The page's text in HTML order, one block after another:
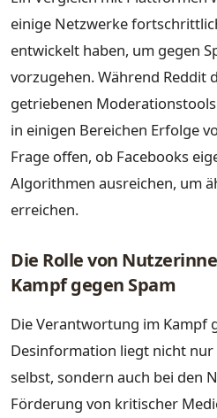
einige Netzwerke
entwickelt haben, um gegen
vorzugehen. Während Reddit
getriebenen
in einigen Bereichen Erfolge
Frage offen, ob Facebooks
Algorithmen ausreichen, um
erreichen.
Die Rolle von
Kampf gegen Spam
Die Verantwortung im Kampf
Desinformation liegt nicht
selbst, sondern auch bei den
Förderung von kritischer